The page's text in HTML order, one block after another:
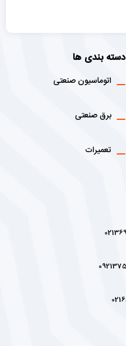
دسته بندی ها
اتوماسیون صنعتی
برق صنعتی
تعمیرات